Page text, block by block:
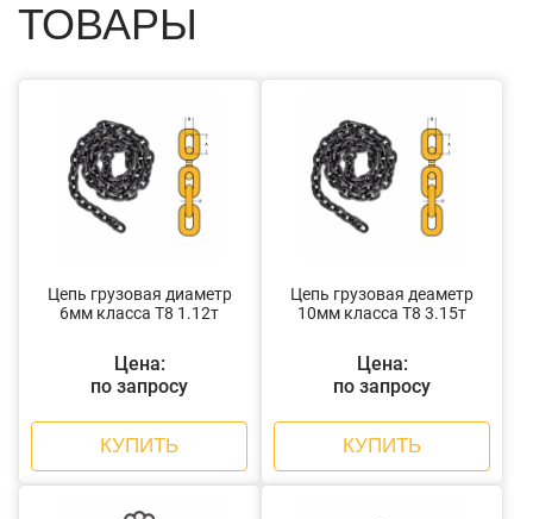
ТОВАРЫ
Цепь грузовая диаметр
6мм класса Т8 1.12т
Цена:
по запросу
КУПИТЬ
Цепь грузовая деаметр
10мм класса Т8 3.15т
Цена:
по запросу
КУПИТЬ